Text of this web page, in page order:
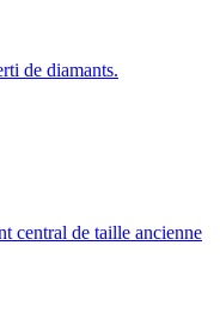
de diamants.
central de taille ancienne